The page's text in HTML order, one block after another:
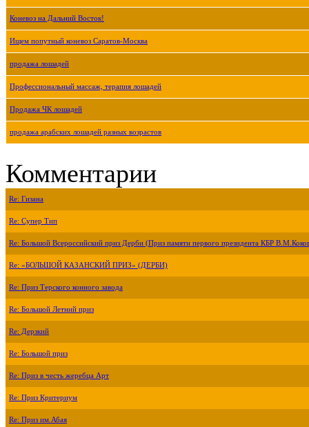
Коневоз на Дальний Восток!
Ищем попутный коневоз Саратов-Москва
продажа лошадей
Профессиональный массаж, терапия лошадей
Продажа ЧК лошадей
продажа арабских лошадей разных возрастов
Комментарии
Re: Гизана
Re: Супер Тип
Re: Большой Всероссийский приз Дерби (Приз памяти первого президента КБР
Re: «БОЛЬШОЙ КАЗАНСКИЙ ПРИЗ» (ДЕРБИ)
Re: Приз Терского конного завода
Re: Большой Летний приз
Re: Дерзкий
Re: Большой приз
Re: Приз в честь жеребца Арт
Re: Приз Критериум
Re: Приз им.Абая